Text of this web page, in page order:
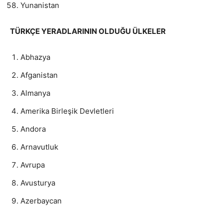
Yunanistan
TÜRKÇE YERADLARININ OLDUĞU ÜLKELER
Abhazya
Afganistan
Almanya
Amerika Birleşik Devletleri
Andora
Arnavutluk
Avrupa
Avusturya
Azerbaycan